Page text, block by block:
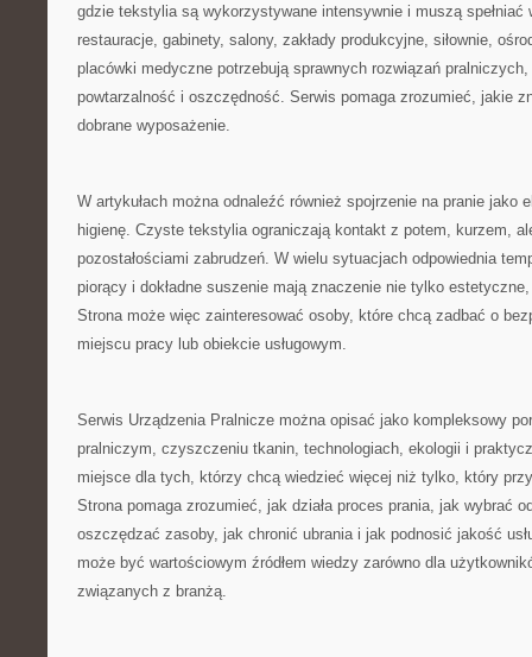
gdzie tekstylia są wykorzystywane intensywnie i muszą spełniać
restauracje, gabinety, salony, zakłady produkcyjne, siłownie,
placówki medyczne potrzebują sprawnych rozwiązań
powtarzalność i oszczędność. Serwis pomaga zrozumieć, jakie
dobrane wyposażenie.
W artykułach można odnaleźć również spojrzenie na pranie jako
higienę. Czyste tekstylia ograniczają kontakt z potem, kurzem,
pozostałościami zabrudzeń. W wielu sytuacjach odpowiednia
piorący i dokładne suszenie mają znaczenie nie tylko
Strona może więc zainteresować osoby, które chcą zadbać o
miejscu pracy lub obiekcie usługowym.
Serwis Urządzenia Pralnicze można opisać jako kompleksowy
pralniczym, czyszczeniu tkanin, technologiach, ekologii i
miejsce dla tych, którzy chcą wiedzieć więcej niż tylko, który
Strona pomaga zrozumieć, jak działa proces prania, jak wybrać
oszczędzać zasoby, jak chronić ubrania i jak podnosić jakość
może być wartościowym źródłem wiedzy zarówno dla
związanych z branżą.